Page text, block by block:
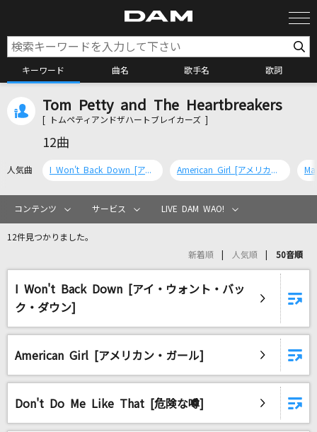
キーワード 曲名 歌手名 歌詞
カラオケ検索
カラオケリクエスト
リアルタイムで歌われている曲の一覧
[生音]フライデー・ナイト
Tom Petty and The Heartbreakers
[ トムペティアンドザハートブレイカーズ ]
12曲
人気曲 I Won't Back Down [アイ・ウォント・バック・ダウン] American Girl [アメリカン・ガール]
コンテンツ サービス LIVE DAM WAO!
12件見つかりました。
新着順 人気順 50音順
I Won't Back Down [アイ・ウォント・バッ
ク・ダウン]
American Girl [アメリカン・ガール]
Don't Do Me Like That [危険な噂]